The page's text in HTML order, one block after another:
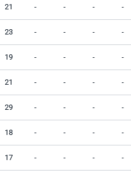
21 - - - -
23 - - - -
19 - - - -
21 - - - -
29 - - - -
18 - - - -
17 - - - -